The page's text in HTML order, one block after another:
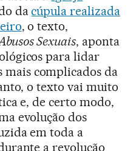
dacúpula realizada
, o texto,
Sexuais, aponta
para lidar
complicados da
o texto vai muito
e, de certo modo,
evolução dos
em toda a
a revolução